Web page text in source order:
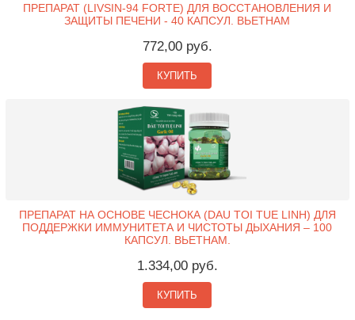
ПРЕПАРАТ (LIVSIN-94 FORTE) ДЛЯ ВОССТАНОВЛЕНИЯ И
ЗАЩИТЫ ПЕЧЕНИ - 40 КАПСУЛ. ВЬЕТНАМ
772,00 руб.
КУПИТЬ
ПРЕПАРАТ НА ОСНОВЕ ЧЕСНОКА (DAU TOI TUE LINH) ДЛЯ
ПОДДЕРЖКИ ИММУНИТЕТА И ЧИСТОТЫ ДЫХАНИЯ – 100
КАПСУЛ. ВЬЕТНАМ.
1.334,00 руб.
КУПИТЬ